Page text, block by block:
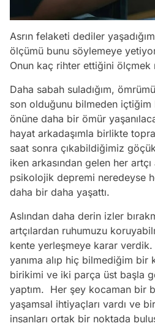
Asrın felaketi dediler
ölçümü bunu söylemeye
Onun kaç rihter ettiğini ölçmek
Daha sabah suladığım,
son olduğunu bilmeden içtiğim
önüne daha bir ömür
hayat arkadaşımla birlikte
saat sonra çıkabildiğimiz
iken arkasından gelen her artçı
psikolojik depremi neredeyse
daha bir daha yaşattı.
Aslından daha derin izler
artçılardan ruhumuzu
kente yerleşmeye karar verdik.
yanıma alıp hiç bilmediğim bir
birikimi ve iki parça üst başla
yaptım. Her şey kocaman bir
yaşamsal ihtiyaçları vardı ve
insanları ortak bir noktada